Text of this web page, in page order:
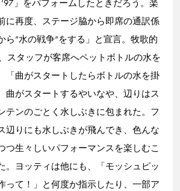
」をパフォームしたときだろう。楽
に再度、ステージ脇から即席の通訳係
ら”水の戦争”をする」と宣言。牧歌的
スタッフが客席へペットボトルの水を
「曲がスタートしたらボトルの水を掛
曲がスタートするやいなや、辺りはス
テンのごとく水しぶきに包まれた。フ
辺りにも水しぶきが飛んでき、色んな
つ生々しいパフォーマンスを楽しむこ
。ヨッティは他にも、「モッシュピッ
って！」と何度か指示したり、一部ア